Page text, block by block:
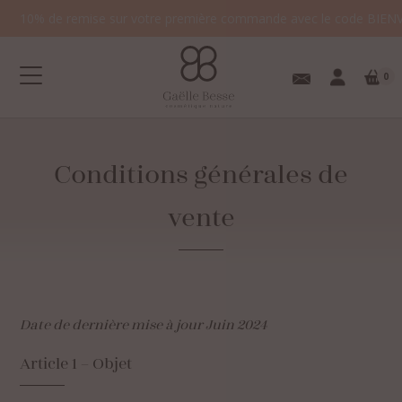
0
Conditions générales de
vente
Date de dernière mise à jourJuin 2024
Article 1 Objet